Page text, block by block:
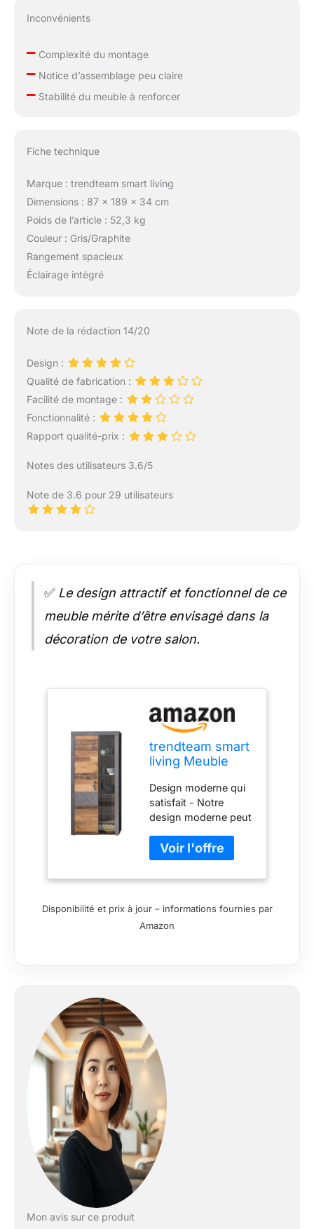
Inconvénients
–Complexité du montage
–Notice d’assemblage peu claire
–Stabilité du meuble à renforcer
Fiche technique
Marque : trendteam smart living
Dimensions : 87 x 189 x 34 cm
Poids de l’article : 52,3 kg
Couleur : Gris/Graphite
Rangement spacieux
Éclairage intégré
Note de la rédaction 14/20
Design :
Qualité de fabrication :
Facilité de montage :
Fonctionnalité :
Rapport qualité-prix :
Notes des utilisateurs 3.6/5
Note de 3.6 pour 29 utilisateurs
✅ Le design attractif et fonctionnel de ce
meuble mérite d’être envisagé dans la
décoration de votre salon.
trendteam smart
living Meuble
avec Beaucoup
d'espace de
Rangement,
Indy, 87 x 189 x
34 cm, Vieux
Bois, Gris
Graphite
Design moderne qui
satisfait - Notre
design moderne peut
combiné avec des
meubles existants.
Nous accordons de
l’aspect moderne,
sont soumis à des
contrôles de qualité
élevés. Meubles
fabriqués dans l’UE -
Votre futur meuble
sera produit
exclusivement dans
l’UE. Tous les sites
de production sont
certifiés aux normes
Disponibilité et prix à jour – informations fournies par
Amazon
Mon avis sur ce produit